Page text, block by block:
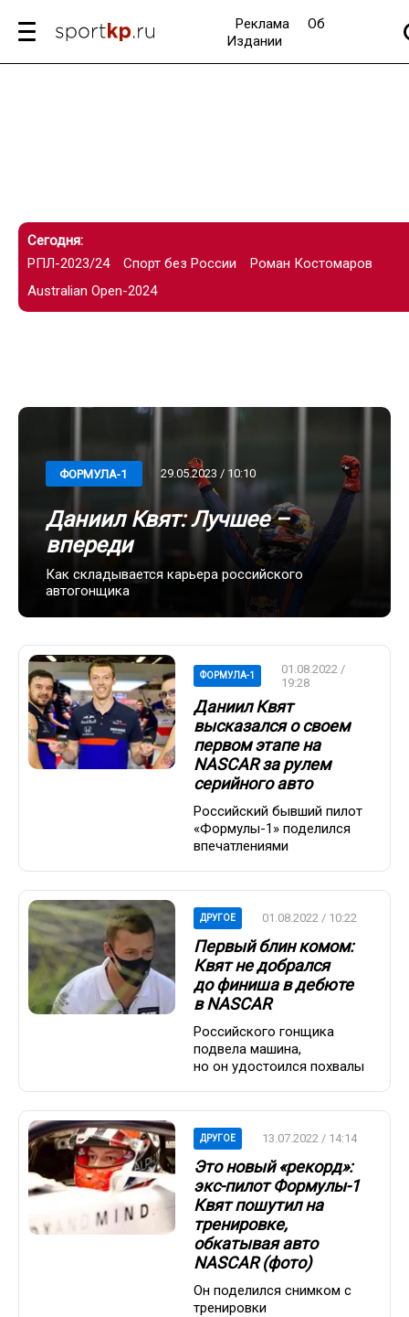
Реклама
Об
Издании
Сегодня:
РПЛ-2023/24
Спорт без России
Роман Костомаров
Australian Open-2024
ФОРМУЛА-1 29.05.2023 / 10:10
Даниил Квят: Лучшее –
впереди
Как складывается карьера российского
автогонщика
ФОРМУЛА-1
01.08.2022 /
19:28
Даниил Квят
высказался о своем
первом этапе на
NASCAR за рулем
серийного авто
Российский бывший пилот
«Формулы-1» поделился
впечатлениями
ДРУГОЕ 01.08.2022 / 10:22
Первый блин комом:
Квят не добрался
до финиша в дебюте
в NASCAR
Российского гонщика
подвела машина,
но он удостоился похвалы
ДРУГОЕ 13.07.2022 / 14:14
Это новый «рекорд»:
экс-пилот Формулы-1
Квят пошутил на
тренировке,
обкатывая авто
NASCAR (фото)
Он поделился снимком с
тренировки